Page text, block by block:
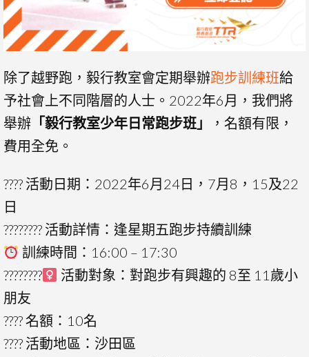
除了越野跑，毅行教室會定期舉辦跑步訓練班給
予社會上不同階層的人士。2022年6月，我們將
舉辦 「毅行教室少年日常跑步班」
，名額有限，
費用全免。
???? 活動日期：2022年6月24日，7月8，15及22
日
???????? 活動詳情：逢星期五跑步持續訓練
訓練時間：16:00 – 17:30
????????‍
活動對象：對跑步有興趣的 8至 11歲小
朋友
???? 名額：10名
???? 活動地區：沙田區